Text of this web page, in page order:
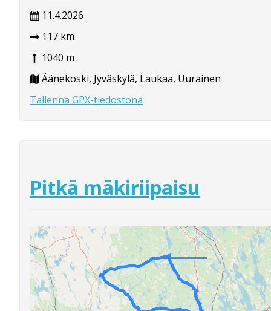
11.4.2026
117 km
1040 m
Äänekoski, Jyväskylä, Laukaa, Uurainen
Tallenna GPX-tiedostona
Pitkä mäkiriipaisu